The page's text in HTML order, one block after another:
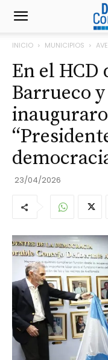
INICIO MUNICIPIOS
En el HCD
Barrueco
23/04/2026